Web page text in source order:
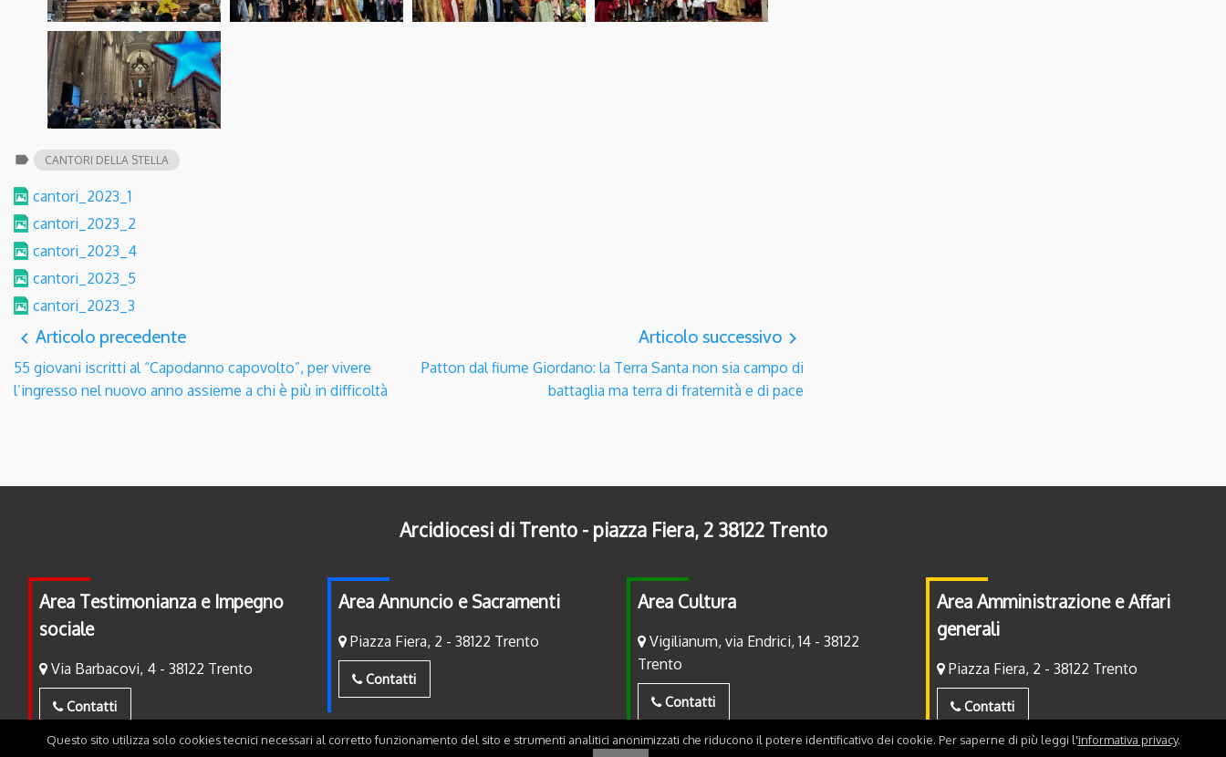
label CANTORI DELLA STELLA
cantori_2023_1
cantori_2023_2
cantori_2023_4
cantori_2023_5
cantori_2023_3
navigate_before Articolo precedente
55 giovani iscritti al “Capodanno capovolto”, per vivere
l’ingresso nel nuovo anno assieme a chi è più in difficoltà
Articolo successivo navigate_next
Patton dal fiume Giordano: la Terra Santa non sia campo di
battaglia ma terra di fraternità e di pace
Arcidiocesi di Trento - piazza Fiera, 2 38122 Trento
Area Testimonianza e Impegno
sociale
Via Barbacovi, 4 - 38122 Trento
Contatti
Area Annuncio e Sacramenti
Piazza Fiera, 2 - 38122 Trento
Contatti
Area Cultura
Vigilianum, via Endrici, 14 - 38122
Trento
Contatti
Area Amministrazione e Affari
generali
Piazza Fiera, 2 - 38122 Trento
Contatti
Questo sito utilizza solo cookies tecnici necessari al corretto funzionamento del sito e strumenti analitici anonimizzati che riducono il potere identificativo dei cookie. Per saperne di più leggi l'informativa privacy.